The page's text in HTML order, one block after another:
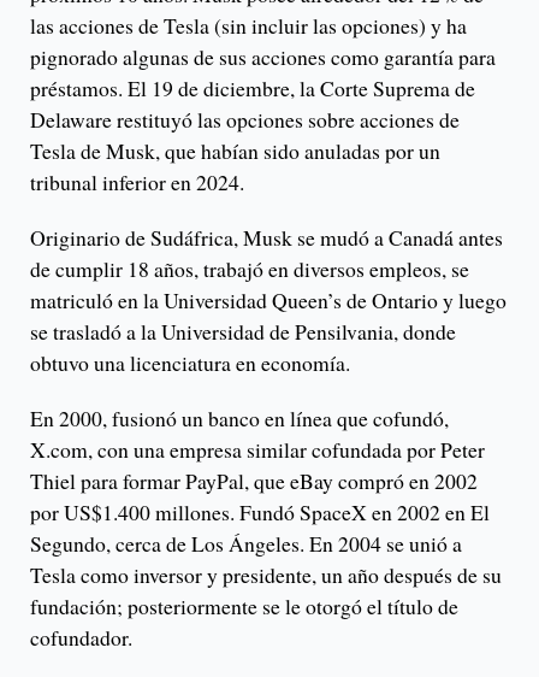
las acciones de Tesla (sin incluir las opciones) y ha
pignorado algunas de sus acciones como garantía para
préstamos. El 19 de diciembre, la Corte Suprema de
Delaware restituyó las opciones sobre acciones de
Tesla de Musk, que habían sido anuladas por un
tribunal inferior en 2024.
Originario de Sudáfrica, Musk se mudó a Canadá antes
de cumplir 18 años, trabajó en diversos empleos, se
matriculó en la Universidad Queen’s de Ontario y luego
se trasladó a la Universidad de Pensilvania, donde
obtuvo una licenciatura en economía.
En 2000, fusionó un banco en línea que cofundó,
X.com, con una empresa similar cofundada por Peter
Thiel para formar PayPal, que eBay compró en 2002
por US$1.400 millones. Fundó SpaceX en 2002 en El
Segundo, cerca de Los Ángeles. En 2004 se unió a
Tesla como inversor y presidente, un año después de su
fundación; posteriormente se le otorgó el título de
cofundador.